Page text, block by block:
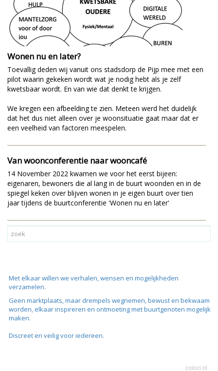
Wonen nu en later?
Toevallig deden wij vanuit ons stadsdorp de Pijp mee met een
pilot waarin gekeken wordt wat je nodig hebt als je zelf
kwetsbaar wordt. En van wie dat denkt te krijgen.
We kregen een afbeelding te zien. Meteen werd het duidelijk
dat het dus niet alleen over je woonsituatie gaat maar dat er
een veelheid van factoren meespelen.
Van woonconferentie naar wooncafé
14 November 2022 kwamen we voor het eerst bijeen:
eigenaren, bewoners die al lang in de buurt woonden en in de
spiegel keken over blijven wonen in je eigen buurt over tien
jaar tijdens de buurtconferentie 'Wonen nu en later'
Met elkaar willen we verhalen, wensen en mogelijkheden
verzamelen.
Geen marktplaats, maar drempels wegnemen, bewust en bekwaam
worden, elkaar inspireren en ontmoeting met buurtgenoten mogelijk
maken.
Discreet en veilig voor iedereen.
coloci.nl